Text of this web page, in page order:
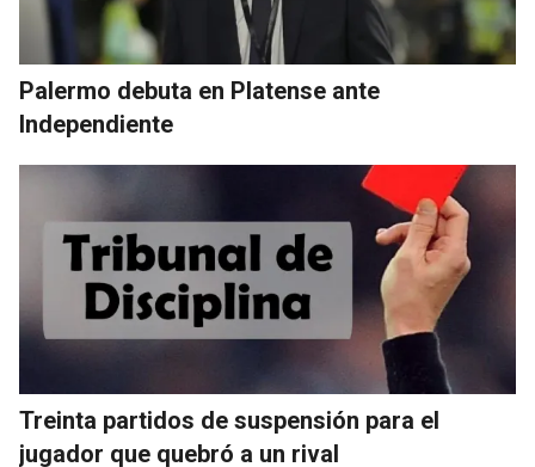
Palermo debuta en Platense ante
Independiente
Treinta partidos de suspensión para el
jugador que quebró a un rival